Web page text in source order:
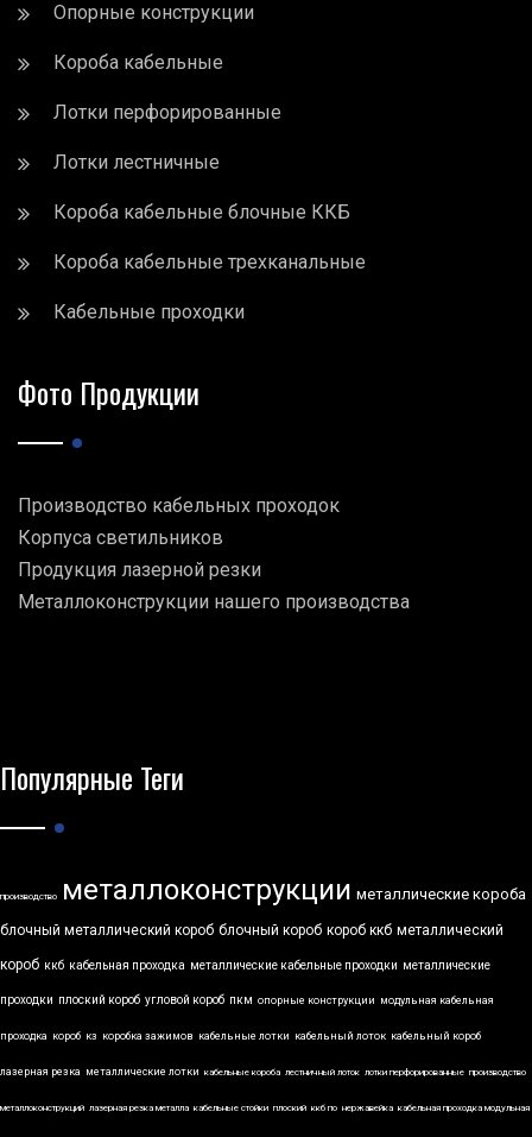
Опорные конструкции
Короба кабельные
Лотки перфорированные
Лотки лестничные
Короба кабельные блочные ККБ
Короба кабельные трехканальные
Кабельные проходки
Фото Продукции
Производство кабельных проходок
Корпуса светильников
Продукция лазерной резки
Металлоконструкции нашего производства
Популярные Теги
производство металлоконструкции металлические короба
блочный металлический короб блочный короб короб ккб металлический
короб ккб кабельная проходка металлические кабельные проходки металлические
проходки плоский короб угловой короб пкм опорные конструкции модульная кабельная
проходка короб кз коробка зажимов кабельные лотки кабельный лоток кабельный короб
лазерная резка металлические лотки кабельные короба лестничный лоток лотки перфорированные производство
металлоконструкций лазерная резка металла кабельные стойки плоский ккб по нержавейка кабельная проходка модульная